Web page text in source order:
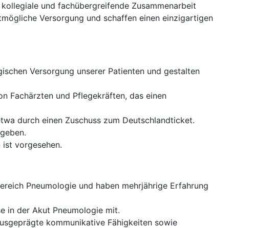
und fachübergreifende Zusammenarbeit
Versorgung und schaffen einen einzigartigen
Versorgung unserer Patienten und gestalten
Fachärzten und Pflegekräften, das einen
durch einen Zuschuss zum Deutschlandticket.
vorgesehen.
Pneumologie und haben mehrjährige Erfahrung
in der Akut Pneumologie mit.
kommunikative Fähigkeiten sowie